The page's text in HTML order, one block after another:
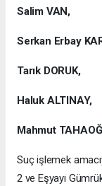
Salim VAN,
Serkan Erbay
Tarık DORUK,
Haluk ALTINAY,
Mahmut
Suç işlemek
2 ve Eşyayı